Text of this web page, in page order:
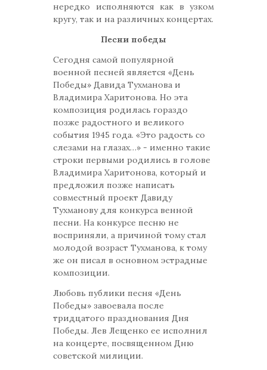
нередко исполняются как в узком
кругу, так и на различных концертах.
Песни победы
Сегодня самой популярной
военной песней является «День
Победы» Давида Тухманова и
Владимира Харитонова. Но эта
композиция родилась гораздо
позже радостного и великого
события 1945 года. «Это радость со
слезами на глазах…» - именно такие
строки первыми родились в голове
Владимира Харитонова, который и
предложил позже написать
совместный проект Давиду
Тухманову для конкурса венной
песни. На конкурсе песню не
восприняли, а причиной тому стал
молодой возраст Тухманова, к тому
же он писал в основном эстрадные
композиции.
Любовь публики песня «День
Победы» завоевала после
тридцатого празднования Дня
Победы. Лев Лещенко ее исполнил
на концерте, посвященном Дню
советской милиции.